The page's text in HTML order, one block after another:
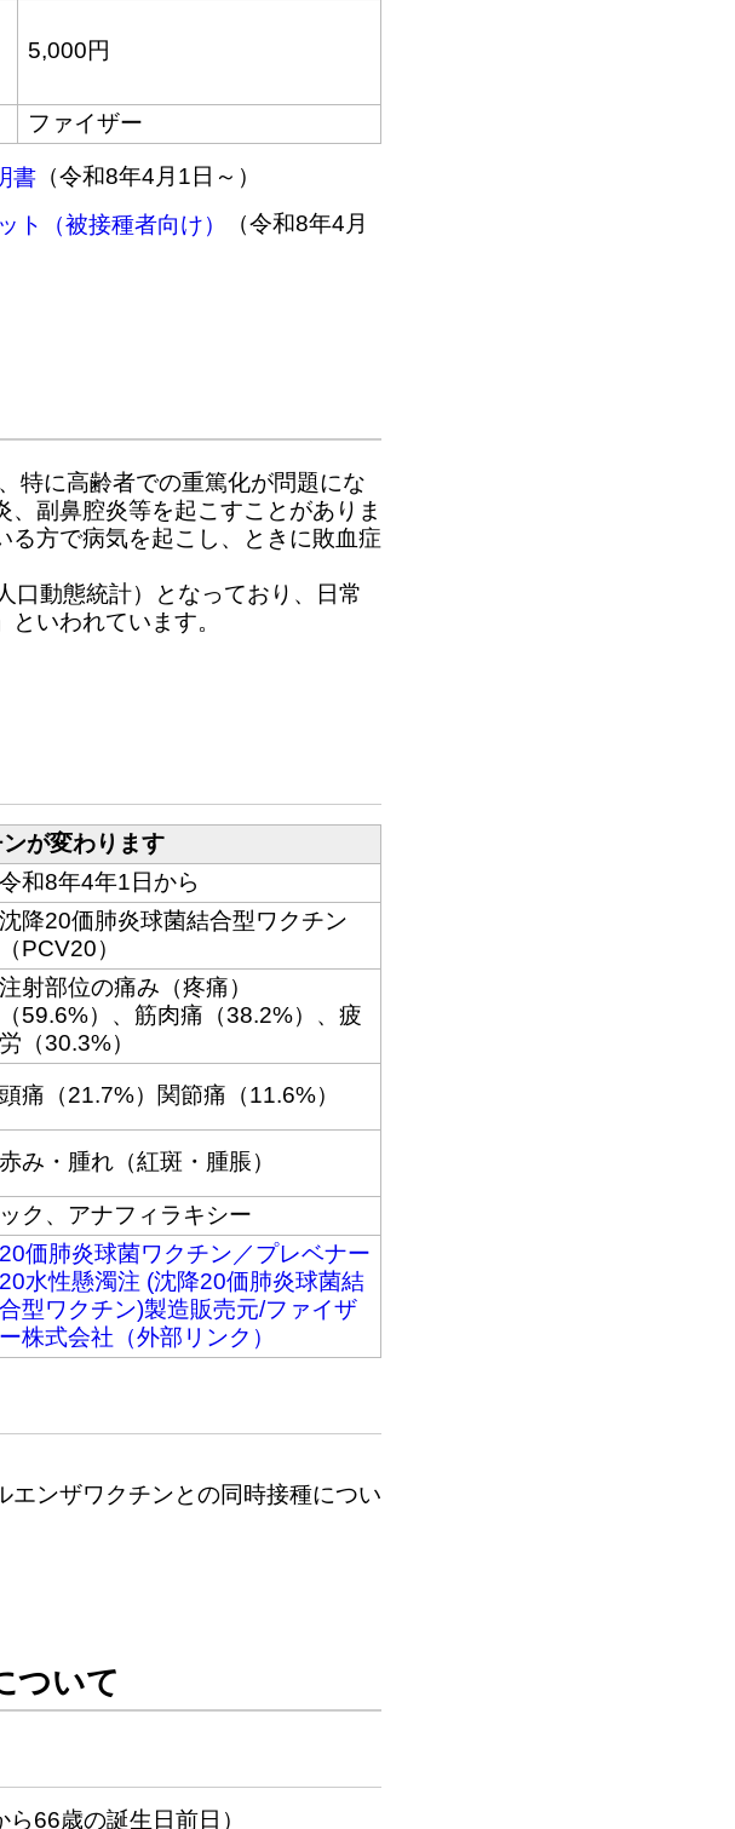
5,000円
ファイザー
書 （令和8年4月1日～）
ト（被接種者向け）
（令和8年4月
特に高齢者での重篤化が問題にな
副鼻腔炎等を起こすことがありま
方で病気を起こし、ときに敗血症
動態統計）となっており、日常
いわれています。
が変わります
令和8年4年1日から
沈降20価肺炎球菌結合型ワクチン
（PCV20）
注射部位の痛み（疼痛）
（59.6%）、筋肉痛（38.2%）、疲
労（30.3%）
頭痛（21.7%）関節痛（11.6%）
赤み・腫れ（紅斑・腫脹）
ク、アナフィラキシー
20価肺炎球菌ワクチン／プレベナー
20水性懸濁注 (沈降20価肺炎球菌結
合型ワクチン)製造販売元/ファイザ
ー株式会社（外部リンク）
ンザワクチンとの同時接種につい
ついて
66歳の誕生日前日）